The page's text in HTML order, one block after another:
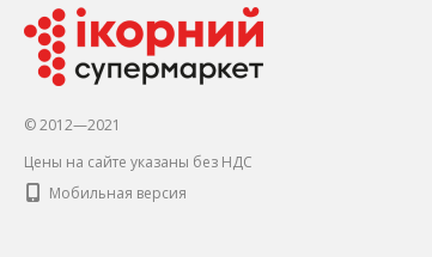
© 2012—2021
Цены на сайте указаны без НДС
Мобильная версия